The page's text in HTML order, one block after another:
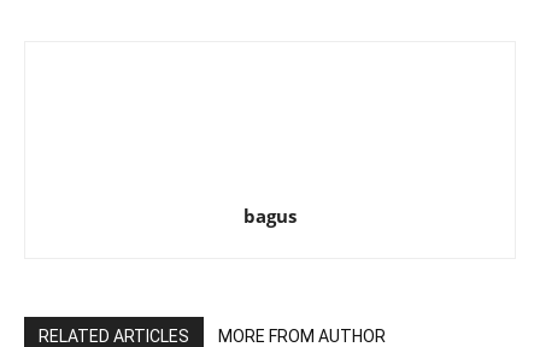
bagus
RELATED ARTICLES MORE FROM AUTHOR